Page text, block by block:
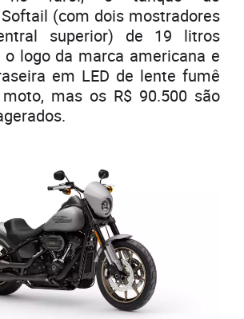
(com dois mostradores
superior) de 19 litros
logo da marca americana e
em LED de lente fumê
mas os R$ 90.500 são